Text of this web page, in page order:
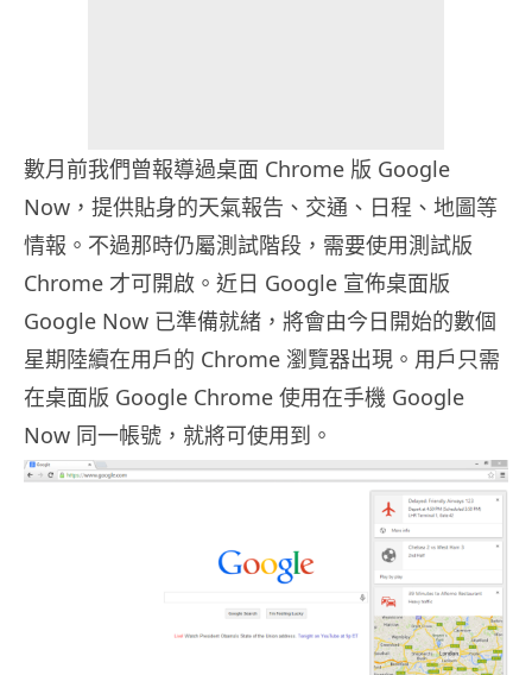
數月前我們曾報導過桌面 Chrome 版 Google
Now，提供貼身的天氣報告、交通、日程、地圖等
情報。不過那時仍屬測試階段，需要使用測試版
Chrome 才可開啟。近日 Google 宣佈桌面版
Google Now 已準備就緒，將會由今日開始的數個
星期陸續在用戶的 Chrome 瀏覽器出現。用戶只需
在桌面版 Google Chrome 使用在手機 Google
Now 同一帳號，就將可使用到。